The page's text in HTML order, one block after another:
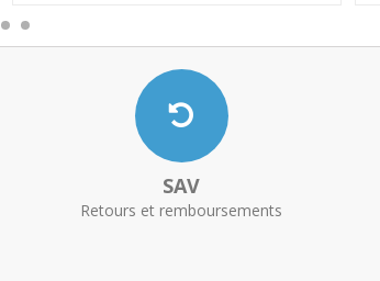
SAV
Retours et remboursements